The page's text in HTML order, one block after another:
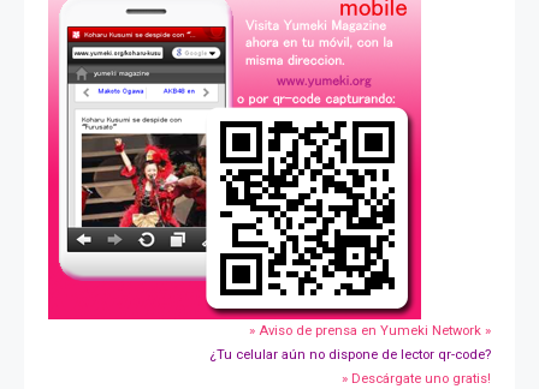
» Aviso de prensa en Yumeki Network »
¿Tu celular aún no dispone de lector qr-code?
» Descárgate uno gratis!